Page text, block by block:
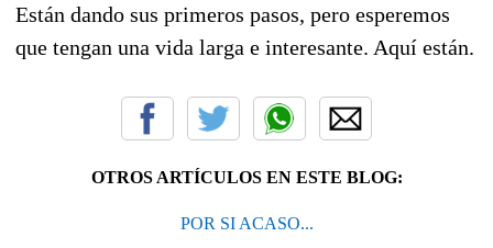
Están dando sus primeros pasos, pero esperemos
que tengan una vida larga e interesante. Aquí están.
OTROS ARTÍCULOS EN ESTE BLOG:
POR SI ACASO...